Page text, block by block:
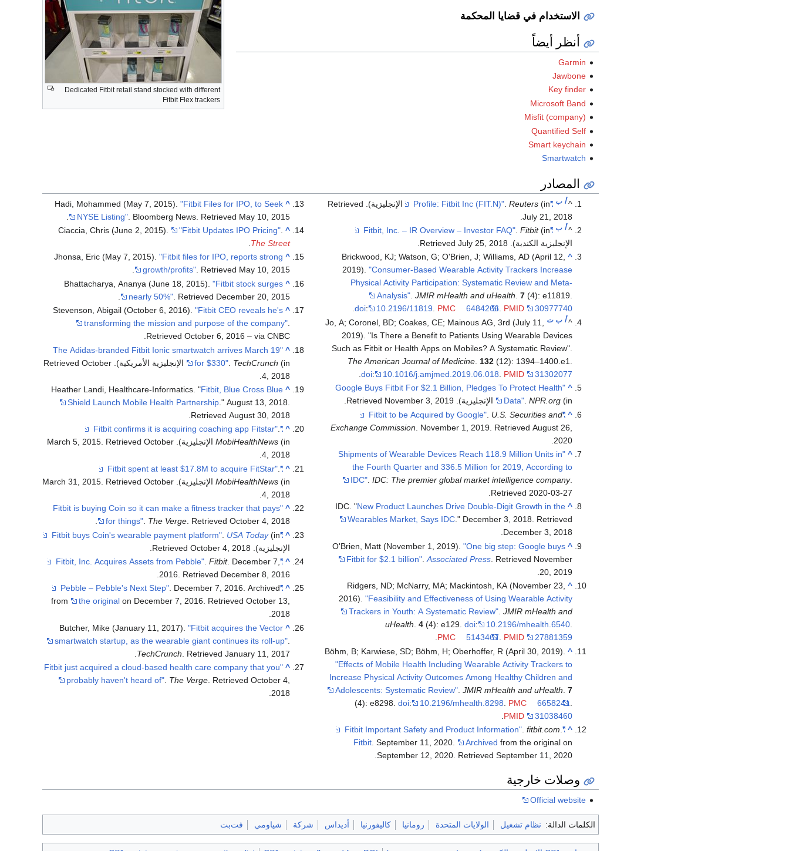
Dedicated Fitbit retail stand stocked with different
Fitbit Flex trackers
الاستخدام في قضايا المحكمة
أنظر أيضاً
Garmin
Jawbone
Key finder
Microsoft Band
Misfit (company)
Quantified Self
Smart keychain
Smartwatch
المصادر
^أ ب "Profile: Fitbit Inc (FIT.N)"
.Reuters (in الإنجليزية)
. Retrieved
July 21,
2018
.
^أ ب "Fitbit, Inc. – IR Overview – Investor FAQ"
.Fitbit(in
الإنجليزية الكندية). Retrieved
July 25, 2018
^
Brickwood, KJ; Watson, G; O'Brien, J; Williams, AD (April 12,
2019)."Consumer-Based Wearable Activity Trackers Increase
Physical Activity Participation: Systematic Review and Meta-
Analysis".JMIR mHealth and uHealth.7 (4): e11819.
doi: 10.2196/11819. PMC 6484266. PMID 30977740
.
^أ ب ت
Jo, A; Coronel, BD; Coakes, CE; Mainous AG, 3rd (July 11,
2019). "Is There a Benefit to Patients Using Wearable Devices
Such as Fitbit or Health Apps on Mobiles? A Systematic Review".
The American Journal of Medicine 132 (12): 1394–1400.e1.
doi: 10.1016/j.amjmed.2019.06.018 PMID 31302077
.
^
"Google Buys Fitbit For $2.1 Billion, Pledges To Protect Health
Data".NPR.org (in الإنجليزية) . Retrieved
November 3, 2019
.
^
"Fitbit to be Acquired by Google"
U.S. Securities and
Exchange Commission . November 1, 2019 . RetrievedAugust 26,
2020
^
"Shipments of Wearable Devices Reach 118.9 Million Units in
the Fourth Quarter and 336.5 Million for 2019, According to
IDC" .IDC: The premier global market intelligence company.
Retrieved 2020-03-27
^
IDC. "New Product Launches Drive Double-Digit Growth in the
Wearables Market, Says IDC." December 3, 2018. Retrieved
December 3, 2018.
^
O'Brien, Matt (November 1, 2019)."One big step: Google buys
Fitbit for $2.1 billion" .Associated Press . Retrieved November
20, 2019
^
Ridgers, ND; McNarry, MA; Mackintosh, KA (November 23,
2016)."Feasibility and Effectiveness of Using Wearable Activity
Trackers in Youth: A Systematic Review".JMIR mHealth and
uHealth.4 (4): e129.doi: 10.2196/mhealth.6540.
PMC
5143467. PMID 27881359
.
^
Böhm, B; Karwiese, SD; Böhm, H; Oberhoffer, R (April 30, 2019).
"Effects of Mobile Health Including Wearable Activity Trackers to
Increase Physical Activity Outcomes Among Healthy Children and
Adolescents: Systematic Review" .JMIR mHealth and uHealth .7
(4): e8298.doi: 10.2196/mhealth.8298 PMC 6658241
PMID
31038460
^
"Fitbit Important Safety and Product Information"
.fitbit.com .
Fitbit . September 11, 2020. Archived from the original on
September 12, 2020 . RetrievedSeptember 11, 2020
.
^
Hadi, Mohammed (May 7, 2015)."Fitbit Files for IPO, to Seek
NYSE Listing" . Bloomberg News . Retrieved May 10, 2015
^
Ciaccia, Chris (June 2, 2015). "Fitbit Updates IPO Pricing"
The Street
^
Jhonsa, Eric (May 7, 2015)."Fitbit files for IPO, reports strong
growth/profits". Retrieved May 10, 2015
.
^
Bhattacharya, Ananya (June 18, 2015)."Fitbit stock surges
nearly 50%" . Retrieved December 20, 2015
^
Stevenson, Abigail (October 6, 2016)."Fitbit CEO reveals he's
transforming the mission and purpose of the company".
RetrievedOctober 6, 2016 – via CNBC.
^
"The Adidas-branded Fitbit Ionic smartwatch arrives March 19
for $330" TechCrunch (in الإنجليزية الأمريكية) . Retrieved
October
4, 2018
.
^
Heather Landi, Healthcare-Informatics. "Fitbit, Blue Cross Blue
Shield Launch Mobile Health Partnership ." August 13, 2018.
Retrieved August 30, 2018.
^
"Fitbit confirms it is acquiring coaching app Fitstar"
.
MobiHealthNews (in الإنجليزية). March 5, 2015 . RetrievedOctober
4, 2018
.
^
"Fitbit spent at least $17.8M to acquire FitStar"
.
MobiHealthNews (in الإنجليزية). March 31, 2015 . RetrievedOctober
4, 2018
.
^
"Fitbit is buying Coin so it can make a fitness tracker that pays
for things". The Verge. RetrievedOctober 4, 2018
.
^
"Fitbit buys Coin's wearable payment platform"
USA Today(in
الإنجليزية). Retrieved
October 4, 2018
^
"Fitbit, Inc. Acquires Assets from Pebble"
.Fitbit. December 7,
2016 . Retrieved December 8, 2016
^
"Pebble – Pebble's Next Step"
. December 7, 2016. Archived
from
the original on December 7, 2016. RetrievedOctober 13,
2018
.
^
Butcher, Mike (January 11, 2017)."Fitbit acquires the Vector
smartwatch startup, as the wearable giant continues its roll-up"
TechCrunch . RetrievedJanuary 11, 2017
^
"Fitbit just acquired a cloud-based health care company that you
probably haven't heard of" The Verge . RetrievedOctober 4,
2018
وصلات خارجية
Official website
الكلمات الدالة: نظام تشغيل الولايات المتحدة رومانيا كاليفورنيا أديداس شركة شياومي فت‌بت